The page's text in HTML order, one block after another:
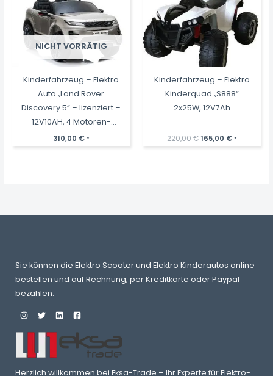
NICHT VORRÄTIG
Kinderfahrzeug – Elektro
Auto „Land Rover
Discovery 5“ – lizenziert –
12V10AH, 4 Motoren-
2,4Ghz Fernsteuerung,
310,00 € *
Kinderfahrzeug – Elektro
Kinderquad „S888“
2x25W, 12V7Ah
220,00€ Ursprünglicher
165,00 €Aktueller
*
Sie können die Elektro Scooter und Elektro Kinderautos online
bestellen und auf Rechnung, per Kreditkarte oder Paypal
bezahlen.
Herzlich willkommen bei Eksa-Trade – Ihr Experte für Elektro-